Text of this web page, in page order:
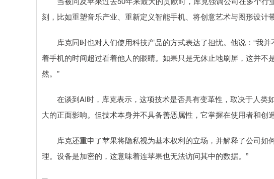
刻，比如重塑音乐产业、重新定义智能手机、将创意艺术与图形设计
库克同时也对人们使用科技产品的方式表达了担忧。他说：“我并
着手机的时间超过看着他人的眼睛。如果只是无休止地刷屏，这并不
然。”
在谈到AI时，库克表示，这项技术是否具有变革性，取决于人类
大的正面影响。但技术本身并不具备善恶属性，它掌握在使用者和创
库克还重申了苹果将隐私视为基本权利的立场，并解释了公司如
理。设备是加密的，这意味着连苹果也无法访问其中的数据。”